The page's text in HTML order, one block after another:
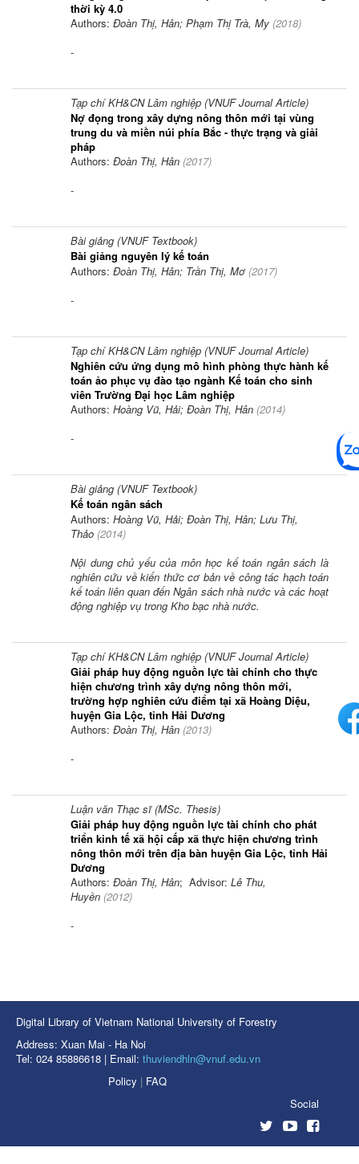
thời kỳ 4.0
Authors: Đoàn Thị, Hân; Phạm Thị Trà, My (2018)
-
Tạp chí KH&CN Lâm nghiệp (VNUF Journal Article)
Nợ đọng trong xây dựng nông thôn mới tại vùng
trung du và miền núi phía Bắc - thực trạng và giải
pháp
Authors: Đoàn Thị, Hân (2017)
-
Bài giảng (VNUF Textbook)
Bài giảng nguyên lý kế toán
Authors: Đoàn Thị, Hân; Trần Thị, Mơ (2017)
-
Tạp chí KH&CN Lâm nghiệp (VNUF Journal Article)
Nghiên cứu ứng dụng mô hình phòng thực hành kế
toán ảo phục vụ đào tạo ngành Kế toán cho sinh
viên Trường Đại học Lâm nghiệp
Authors: Hoàng Vũ, Hải; Đoàn Thị, Hân (2014)
-
Bài giảng (VNUF Textbook)
Kế toán ngân sách
Authors: Hoàng Vũ, Hải; Đoàn Thị, Hân; Lưu Thị,
Thảo (2014)
Nội dung chủ yếu của môn học kế toán ngân sách là
nghiên cứu về kiến thức cơ bản về công tác hạch toán
kế toán liên quan đến Ngân sách nhà nước và các hoạt
động nghiệp vụ trong Kho bạc nhà nước.
Tạp chí KH&CN Lâm nghiệp (VNUF Journal Article)
Giải pháp huy động nguồn lực tài chính cho thực
hiện chương trình xây dựng nông thôn mới,
trường hợp nghiên cứu điểm tại xã Hoàng Diệu,
huyện Gia Lộc, tỉnh Hải Dương
Authors: Đoàn Thị, Hân (2013)
-
Luận văn Thạc sĩ (MSc. Thesis)
Giải pháp huy động nguồn lực tài chính cho phát
triển kinh tế xã hội cấp xã thực hiện chương trình
nông thôn mới trên địa bàn huyện Gia Lộc, tỉnh Hải
Dương
Authors: Đoàn Thị, Hân; Advisor: Lê Thu,
Huyền (2012)
-
Digital Library of Vietnam National University of Forestry
Address: Xuan Mai - Ha Noi
Tel: 024 85886618 | Email: thuviendhln@vnuf.edu.vn
Policy | FAQ
Social